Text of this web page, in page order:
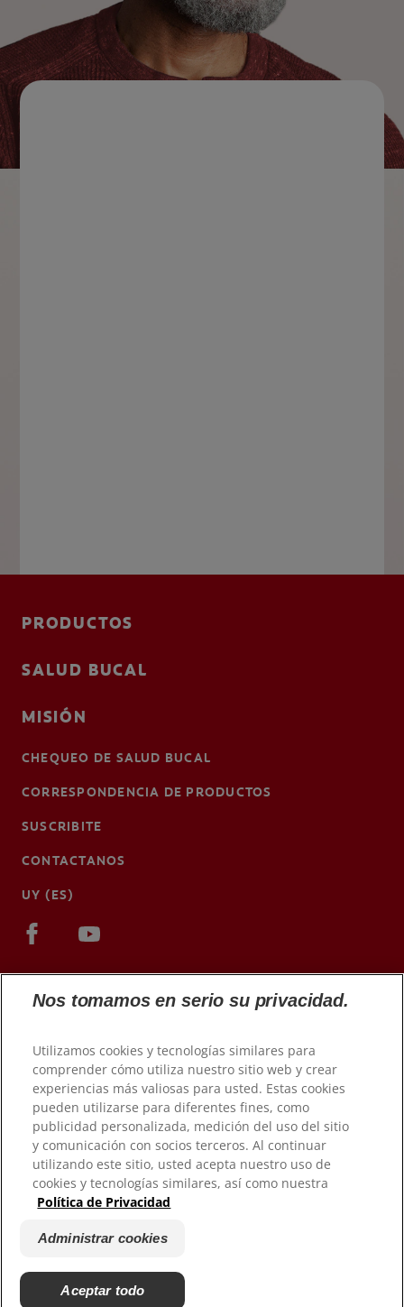
PRODUCTOS
SALUD BUCAL
MISIÓN
CHEQUEO DE SALUD BUCAL
CORRESPONDENCIA DE PRODUCTOS
SUSCRIBITE
CONTACTANOS
UY (ES)
© 2026 Colgate-Palmolive Company. Todos los derechos
reservados.
Condiciones de uso
Política de privacidad
Condiciones de venta
Gestionar mis derechos de datos
Nos tomamos en serio su privacidad.
Utilizamos cookies y tecnologías similares para
comprender cómo utiliza nuestro sitio web y crear
experiencias más valiosas para usted. Estas cookies
pueden utilizarse para diferentes fines, como
publicidad personalizada, medición del uso del sitio
y comunicación con socios terceros. Al continuar
utilizando este sitio, usted acepta nuestro uso de
cookies y tecnologías similares, así como nuestra
Política de Privacidad
Administrar cookies
Aceptar todo